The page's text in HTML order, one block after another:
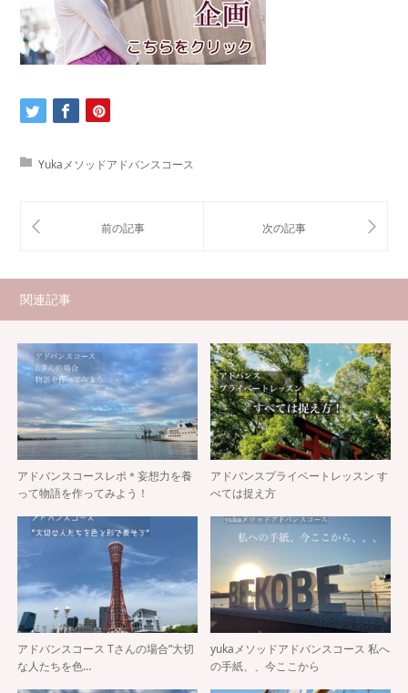
Yukaメソッドアドバンスコース
関連記事
アドバンスコースレポ＊妄想力を養
って物語を作ってみよう！
アドバンスプライベートレッスン す
べては捉え方
アドバンスコース Tさんの場合”大切
な人たちを色…
yukaメソッドアドバンスコース 私へ
の手紙、、今ここから